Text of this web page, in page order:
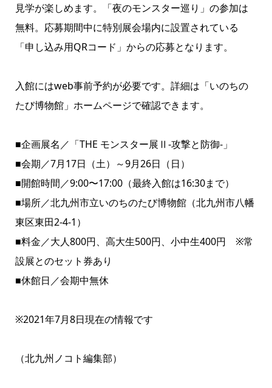
見学が楽しめます。「夜のモンスター巡り」の参加は
無料。応募期間中に特別展会場内に設置されている
「申し込み用QRコード」からの応募となります。
入館にはweb事前予約が必要です。詳細は 「いのちの
たび博物館」ホームページで確認できます。
■企画展名／「THE モンスター展Ⅱ‐攻撃と防御‐」
■会期／7月17日（土）～9月26日（日）
■開館時間／9:00〜17:00（最終入館は16:30まで）
■場所／北九州市立いのちのたび博物館（北九州市八幡
東区東田2-4-1）
■料金／大人800円、高大生500円、小中生400円 ※常
設展とのセット券あり
■休館日／会期中無休
※2021年7月8日現在の情報です
（北九州ノコト編集部）